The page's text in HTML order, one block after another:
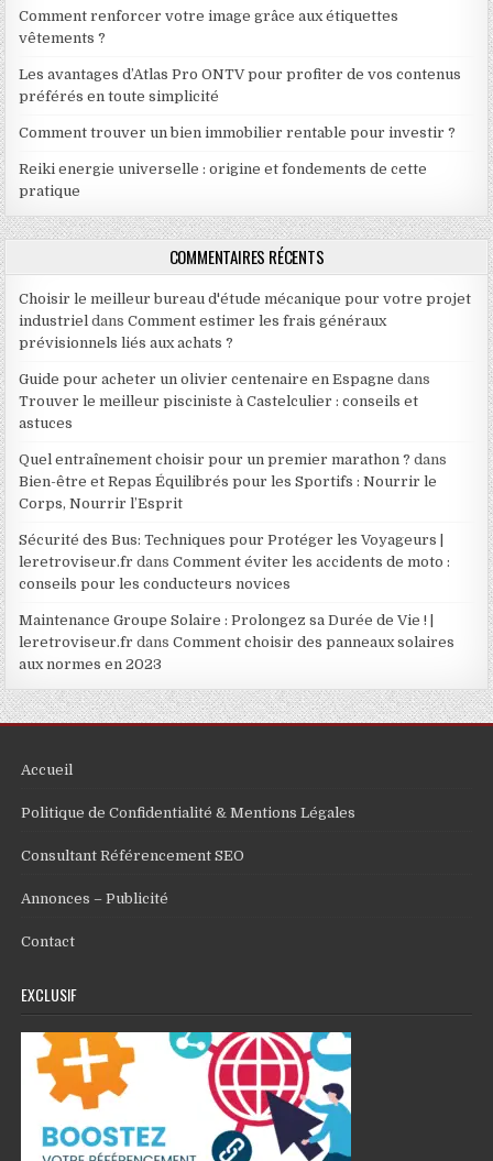
Comment renforcer votre image grâce aux étiquettes
vêtements ?
Les avantages d’Atlas Pro ONTV pour profiter de vos contenus
préférés en toute simplicité
Comment trouver un bien immobilier rentable pour investir ?
Reiki energie universelle : origine et fondements de cette
pratique
COMMENTAIRES RÉCENTS
Choisir le meilleur bureau d'étude mécanique pour votre projet
industriel dansComment estimer les frais généraux
prévisionnels liés aux achats ?
Guide pour acheter un olivier centenaire en Espagne dans
Trouver le meilleur pisciniste à Castelculier : conseils et
astuces
Quel entraînement choisir pour un premier marathon ? dans
Bien-être et Repas Équilibrés pour les Sportifs : Nourrir le
Corps, Nourrir l’Esprit
Sécurité des Bus: Techniques pour Protéger les Voyageurs |
leretroviseur.fr dansComment éviter les accidents de moto :
conseils pour les conducteurs novices
Maintenance Groupe Solaire : Prolongez sa Durée de Vie ! |
leretroviseur.fr dansComment choisir des panneaux solaires
aux normes en 2023
Accueil
Politique de Confidentialité & Mentions Légales
Consultant Référencement SEO
Annonces – Publicité
Contact
EXCLUSIF